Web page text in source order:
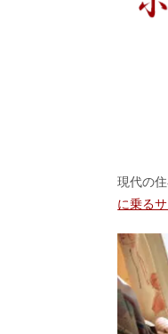
現代の
に乗る